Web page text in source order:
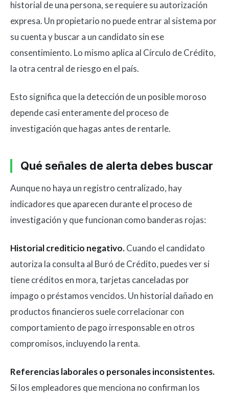
historial de una persona, se requiere su autorización
expresa. Un propietario no puede entrar al sistema por
su cuenta y buscar a un candidato sin ese
consentimiento. Lo mismo aplica al Círculo de Crédito,
la otra central de riesgo en el país.
Esto significa que la detección de un posible moroso
depende casi enteramente del proceso de
investigación que hagas antes de rentarle.
Qué señales de alerta debes buscar
Aunque no haya un registro centralizado, hay
indicadores que aparecen durante el proceso de
investigación y que funcionan como banderas rojas:
Historial crediticio negativo.Cuando el candidato
autoriza la consulta al Buró de Crédito, puedes ver si
tiene créditos en mora, tarjetas canceladas por
impago o préstamos vencidos. Un historial dañado en
productos financieros suele correlacionar con
comportamiento de pago irresponsable en otros
compromisos, incluyendo la renta.
Referencias laborales o personales inconsistentes.
Si los empleadores que menciona no confirman los